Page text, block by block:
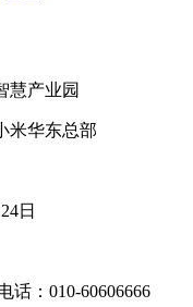
慧产业园
米华东总部
日
话：010-60606666